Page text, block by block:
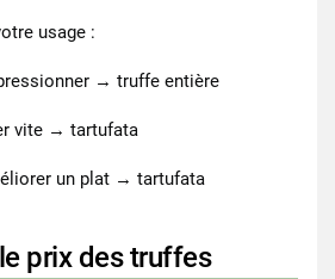
usage :
→ truffe entière
vite → tartufata
un plat → tartufata
prix des truffes